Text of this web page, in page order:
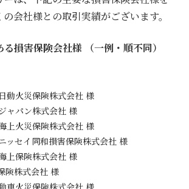
会社様との取引実績がございます。
損害保険会社様 （一例・順不同）
動火災保険株式会社 様
ャパン株式会社 様
上火災保険株式会社 様
ッセイ同和損害保険株式会社 様
上保険株式会社 様
険株式会社 様